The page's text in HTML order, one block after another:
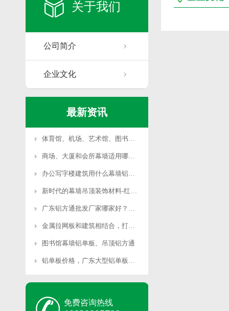
关于我们
公司简介
企业文化
最新资讯
体育馆、机场、艺术馆、图书馆等大型公共场所适用哪种幕墙铝单板？
商场、大厦和会所幕墙适用哪些铝单板？
办公写字楼建筑用什么幕墙铝单板合适？
新时代的幕墙吊顶装饰材料-红井铝方通
广东铝方通批发厂家哪家好？首选红井铝业
金属拉网板和建筑相结合，打造另类建筑外墙装饰
图书馆幕墙铝单板、吊顶铝方通
铝单板价格，广东大型铝单板厂家可免费深化图纸
免费咨询热线